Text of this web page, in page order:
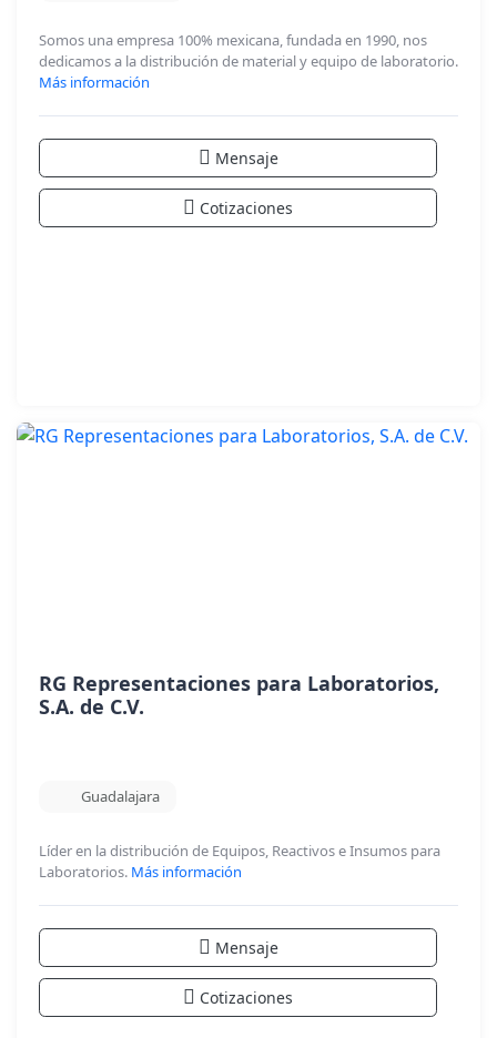
Somos una empresa 100% mexicana, fundada en 1990, nos
dedicamos a la distribución de material y equipo de laboratorio.
Más información
Mensaje
Cotizaciones
RG Representaciones para Laboratorios,
S.A. de C.V.
Guadalajara
Líder en la distribución de Equipos, Reactivos e Insumos para
Laboratorios. Más información
Mensaje
Cotizaciones